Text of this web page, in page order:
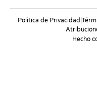
Política de Privacidad|
Hecho